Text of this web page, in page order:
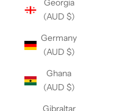
Georgia
(AUD $)
Germany
(AUD $)
Ghana
(AUD $)
Gibraltar